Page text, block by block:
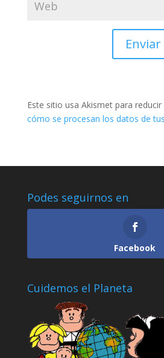
Este sitio usa Akismet para reducir
cómo se procesan los datos de
Podes seguirnos en
Facebook
Cuidemos el Planeta